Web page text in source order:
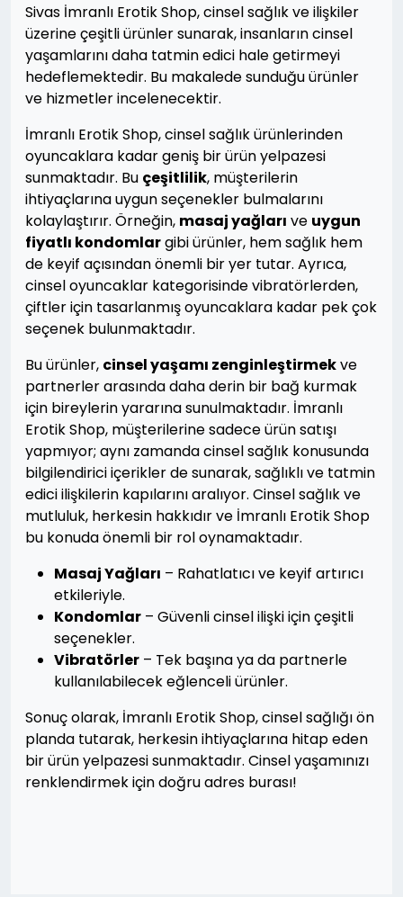
Sivas İmranlı Erotik Shop, cinsel sağlık ve ilişkiler
üzerine çeşitli ürünler sunarak, insanların cinsel
yaşamlarını daha tatmin edici hale getirmeyi
hedeflemektedir. Bu makalede sunduğu ürünler
ve hizmetler incelenecektir.
İmranlı Erotik Shop, cinsel sağlık ürünlerinden
oyuncaklara kadar geniş bir ürün yelpazesi
sunmaktadır. Bu çeşitlilik, müşterilerin
ihtiyaçlarına uygun seçenekler bulmalarını
kolaylaştırır. Örneğin, masaj yağları ve uygun
fiyatlı kondomlargibi ürünler, hem sağlık hem
de keyif açısından önemli bir yer tutar. Ayrıca,
cinsel oyuncaklar kategorisinde vibratörlerden,
çiftler için tasarlanmış oyuncaklara kadar pek çok
seçenek bulunmaktadır.
Bu ürünler, cinsel yaşamı zenginleştirmekve
partnerler arasında daha derin bir bağ kurmak
için bireylerin yararına sunulmaktadır. İmranlı
Erotik Shop, müşterilerine sadece ürün satışı
yapmıyor; aynı zamanda cinsel sağlık konusunda
bilgilendirici içerikler de sunarak, sağlıklı ve tatmin
edici ilişkilerin kapılarını aralıyor. Cinsel sağlık ve
mutluluk, herkesin hakkıdır ve İmranlı Erotik Shop
bu konuda önemli bir rol oynamaktadır.
Masaj Yağları – Rahatlatıcı ve keyif artırıcı
etkileriyle.
Kondomlar – Güvenli cinsel ilişki için çeşitli
seçenekler.
Vibratörler – Tek başına ya da partnerle
kullanılabilecek eğlenceli ürünler.
Sonuç olarak, İmranlı Erotik Shop, cinsel sağlığı ön
planda tutarak, herkesin ihtiyaçlarına hitap eden
bir ürün yelpazesi sunmaktadır. Cinsel yaşamınızı
renklendirmek için doğru adres burası!